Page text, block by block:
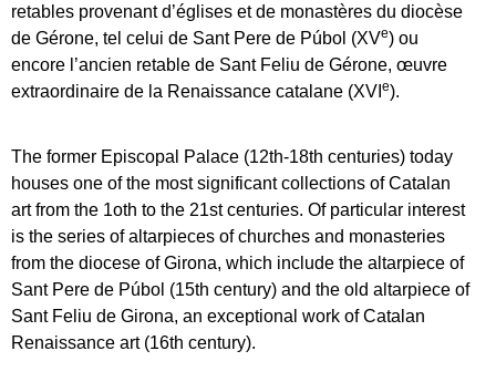
retables provenant d’églises et de monastères du diocèse
de Gérone, tel celui de Sant Pere de Púbol (XVe) ou
encore l’ancien retable de Sant Feliu de Gérone, œuvre
extraordinaire de la Renaissance catalane (XVI e).
The former Episcopal Palace (12th-18th centuries) today
houses one of the most significant collections of Catalan
art from the 1oth to the 21st centuries. Of particular interest
is the series of altarpieces of churches and monasteries
from the diocese of Girona, which include the altarpiece of
Sant Pere de Púbol (15th century) and the old altarpiece of
Sant Feliu de Girona, an exceptional work of Catalan
Renaissance art (16th century).